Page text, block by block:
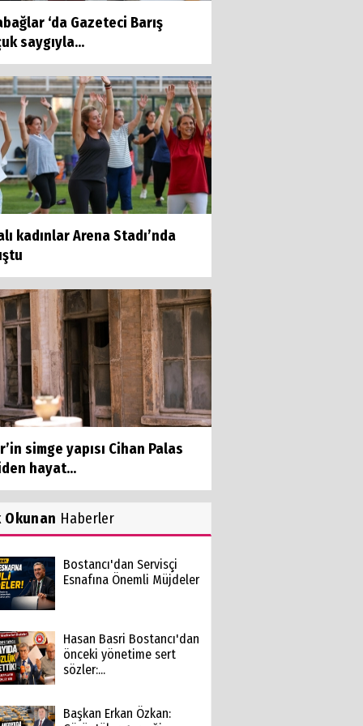
‘da Gazeteci Barış
saygıyla...
kadınlar Arena Stadı’nda
simge yapısı Cihan Palas
hayat...
Okunan Haberler
Bostancı'dan Servisçi
Esnafına Önemli Müjdeler
Hasan Basri Bostancı'dan
önceki yönetime sert
sözler:...
Başkan Erkan Özkan: